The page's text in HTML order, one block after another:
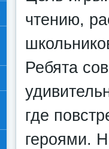
чтению,
Ребята
где
героями.